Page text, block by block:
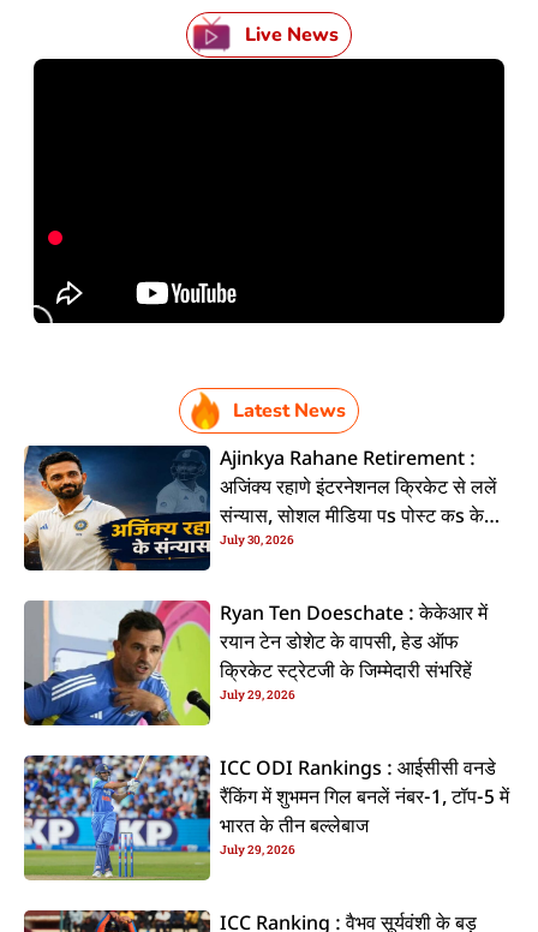
Live News
Latest News
Ajinkya Rahane Retirement :
अजिंक्य रहाणे इंटरनेशनल क्रिकेट से ललें
संन्यास, सोशल मीडिया पs पोस्ट कs के
कइलें एलान
July 30, 2026
Ryan Ten Doeschate : केकेआर में
रयान टेन डोशेट के वापसी, हेड ऑफ
क्रिकेट स्ट्रेटजी के जिम्मेदारी संभरिहें
July 29, 2026
ICC ODI Rankings : आईसीसी वनडे
रैंकिंग में शुभमन गिल बनलें नंबर-1, टॉप-5 में
भारत के तीन बल्लेबाज
July 29, 2026
ICC Ranking : वैभव सूर्यवंशी के बड़